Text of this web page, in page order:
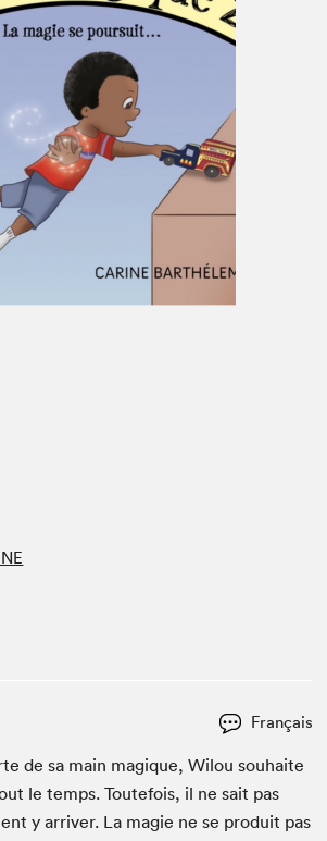
Français
de sa main mag­ique, Wilou souhaite
le temps. Toute­fois, il ne sait pas
y arriv­er. La magie ne se pro­duit pas